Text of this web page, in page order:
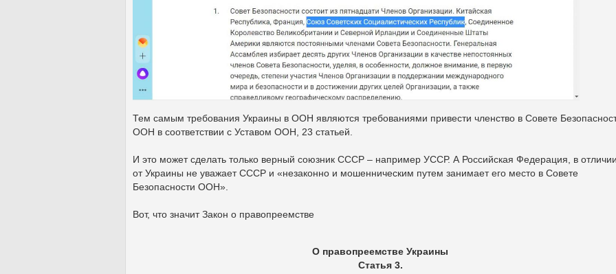
Тем самым требования Украины в ООН являются требованиями привести членство в Совете
ООН в соответствии с Уставом ООН, 23 статьей.
И это может сделать только верный союзник СССР – например УССР. А Российская Федерация, в
от Украины не уважает СССР и «незаконно и мошенническим путем занимает его место в Совете
Безопасности ООН».
Вот, что значит Закон о правопреемстве
О правопреемстве Украины
Статья 3.